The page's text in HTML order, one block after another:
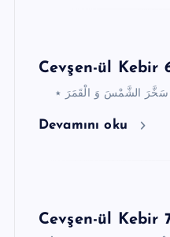
Cevşen-ül Kebir
Devamını oku
Cevşen-ül Kebir